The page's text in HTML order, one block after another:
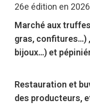
26e édition en 2026
Marché aux
gras, confitures…)
bijoux…) et
Restauration et
des producteurs,